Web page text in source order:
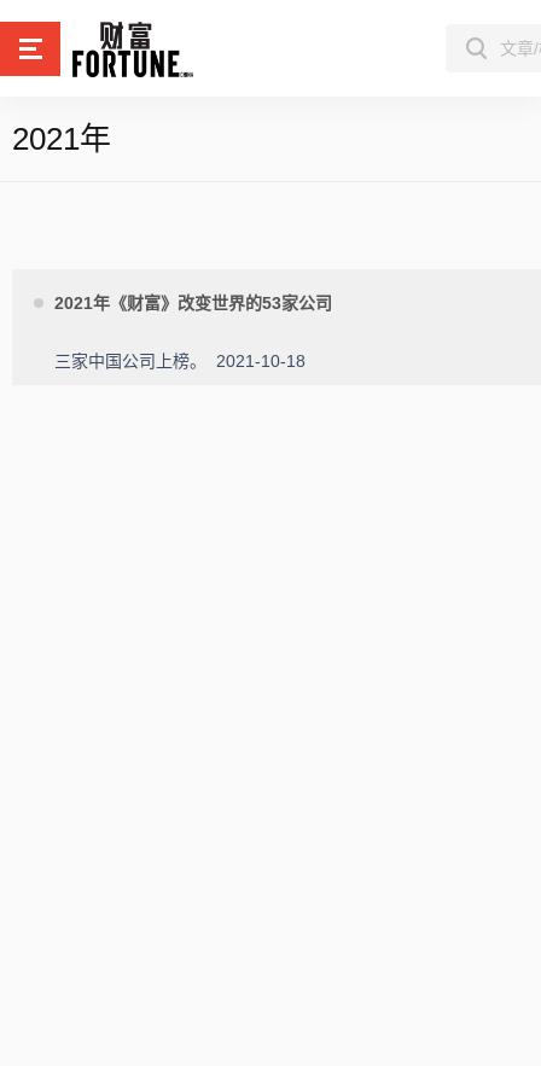
2021年
2021年《财富》改变世界的53家公司
三家中国公司上榜。 2021-10-18